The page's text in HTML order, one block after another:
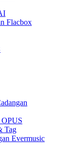
Flacbox
Tag
Evermusic